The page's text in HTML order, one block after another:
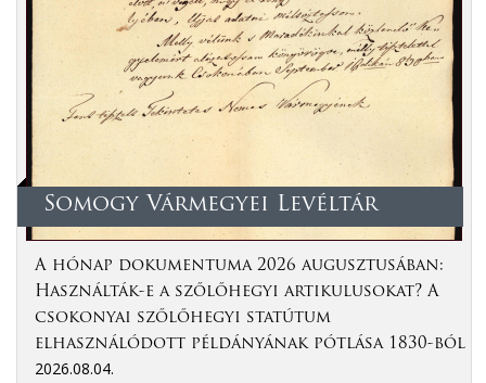
Somogy Vármegyei Levéltár
A hónap dokumentuma 2026 augusztusában:
Használták-e a szőlőhegyi artikulusokat? A
csokonyai szőlőhegyi statútum
elhasználódott példányának pótlása 1830-ból
2026.08.04.